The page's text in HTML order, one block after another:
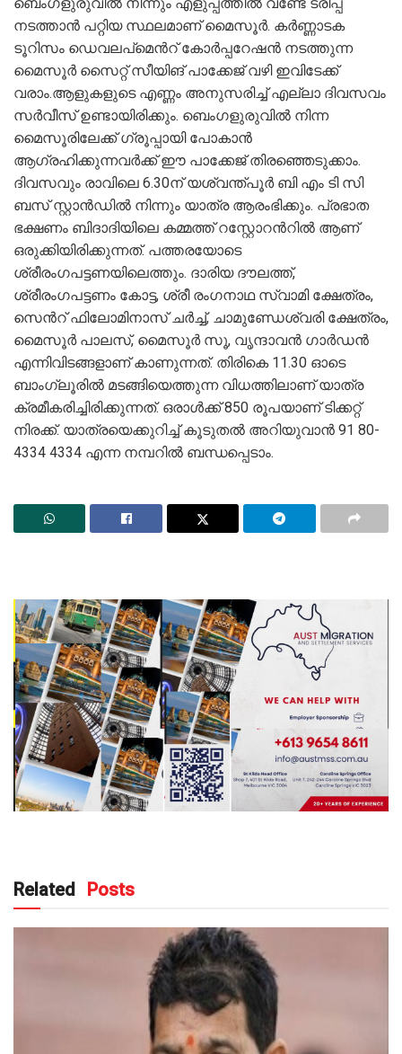
നടത്താൻ പറ്റിയ സ്ഥലമാണ് മൈസൂർ. കർണ്ണാടക
ടൂറിസം ഡെവലപ്മെന്‍റ് കോർപ്പറേഷന്‍ നടത്തുന്ന
മൈസൂർ സൈറ്റ് സീയിങ് പാക്കേജ് വഴി ഇവിടേക്ക്
വരാം.ആളുകളുടെ എണ്ണം അനുസരിച്ച് എല്ലാ ദിവസവം
സർവീസ് ഉണ്ടായിരിക്കും. ബെംഗളുരുവിൽ നിന്ന
മൈസൂരിലേക്ക് ഗ്രൂപ്പായി പോകാൻ
ആഗ്രഹിക്കുന്നവർക്ക് ഈ പാക്കേജ് തിര‍ഞ്ഞെടുക്കാം.
ദിവസവും രാവിലെ 6.30ന് യശ്വന്ത്പൂർ ബി എം ടി സി
ബസ് സ്റ്റാൻഡിൽ നിന്നും യാത്ര ആരംഭിക്കും. പ്രഭാത
ഭക്ഷണം ബിദാദിയിലെ കമ്മത്ത് റസ്റ്റോറന്‍റിൽ ആണ്
ഒരുക്കിയിരിക്കുന്നത്. പത്തരയോടെ
ശ്രീരംഗപട്ടണയിലെത്തും. ദാരിയ ദൗലത്ത്,
ശ്രീരംഗപട്ടണം കോട്ട, ശ്രീ രംഗനാഥ സ്വാമി ക്ഷേത്രം,
സെന്‍റ് ഫിലോമിനാസ് ചർച്ച്, ചാമുണ്ഡേശ്വരി ക്ഷേത്രം,
മൈസൂർ പാലസ്, മൈസൂര്‍ സൂ, വൃന്ദാവൻ ഗാർഡൻ
എന്നിവിടങ്ങളാണ് കാണുന്നത്. തിരികെ 11.30 ഓടെ
ബാംഗ്ലൂരിൽ മടങ്ങിയെത്തുന്ന വിധത്തിലാണ് യാത്ര
ക്രമീകരിച്ചിരിക്കുന്നത്. ഒരാൾക്ക് 850 രൂപയാണ് ടിക്കറ്റ്
നിരക്ക്. യാത്രയെക്കുറിച്ച് കൂടുതൽ അറിയുവാൻ 91 80-
4334 4334 എന്ന നമ്പറിൽ ബന്ധപ്പെടാം.
Related Posts